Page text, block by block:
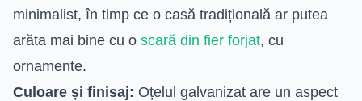
minimalist, în timp ce o casă tradițională ar putea
arăta mai bine cu o scară din fier forjat, cu
ornamente.
Culoare și finisaj: Oțelul galvanizat are un aspect